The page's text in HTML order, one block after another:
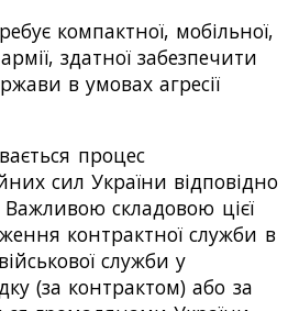
компактної, мобільної,
здатної забезпечити
в умовах агресії
процес
сил України відповідно
складовою цієї
контрактної служби в
служби у
(за контрактом) або за